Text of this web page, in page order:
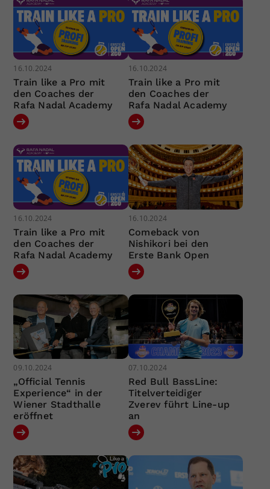
16.10.2024
Train like a Pro mit
den Coaches der
Rafa Nadal Academy
16.10.2024
Train like a Pro mit
den Coaches der
Rafa Nadal Academy
16.10.2024
Train like a Pro mit
den Coaches der
Rafa Nadal Academy
16.10.2024
Comeback von
Nishikori bei den
Erste Bank Open
09.10.2024
„Official Tennis
Experience“ in der
Wiener Stadthalle
eröffnet
07.10.2024
Red Bull BassLine:
Titelverteidiger
Zverev führt Line-up
an